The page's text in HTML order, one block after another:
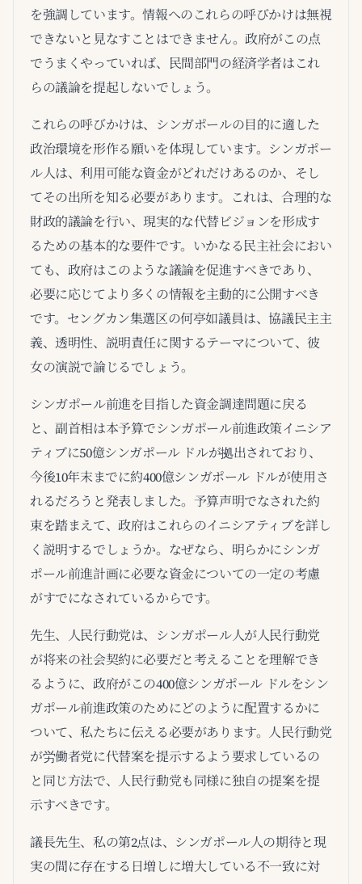
を強調しています。情報へのこれらの呼びかけは無視
できないと見なすことはできません。政府がこの点
でうまくやっていれば、民間部門の経済学者はこれ
らの議論を提起しないでしょう。
これらの呼びかけは、シンガポールの目的に適した
政治環境を形作る願いを体現しています。シンガポー
ル人は、利用可能な資金がどれだけあるのか、そし
てその出所を知る必要があります。これは、合理的な
財政的議論を行い、現実的な代替ビジョンを形成す
るための基本的な要件です。いかなる民主社会におい
ても、政府はこのような議論を促進すべきであり、
必要に応じてより多くの情報を主動的に公開すべき
です。セングカン集選区の何亭如議員は、協議民主主
義、透明性、説明責任に関するテーマについて、彼
女の演説で論じるでしょう。
シンガポール前進を目指した資金調達問題に戻る
と、副首相は本予算でシンガポール前進政策イニシア
ティブに50億シンガポール ドルが拠出されており、
今後10年末までに約400億シンガポール ドルが使用さ
れるだろうと発表しました。予算声明でなされた約
束を踏まえて、政府はこれらのイニシアティブを詳し
く説明するでしょうか。なぜなら、明らかにシンガ
ポール前進計画に必要な資金についての一定の考慮
がすでになされているからです。
先生、人民行動党は、シンガポール人が人民行動党
が将来の社会契約に必要だと考えることを理解でき
るように、政府がこの400億シンガポール ドルをシン
ガポール前進政策のためにどのように配置するかに
ついて、私たちに伝える必要があります。人民行動党
が労働者党に代替案を提示するよう要求しているの
と同じ方法で、人民行動党も同様に独自の提案を提
示すべきです。
議長先生、私の第2点は、シンガポール人の期待と現
実の間に存在する日増しに増大している不一致に対